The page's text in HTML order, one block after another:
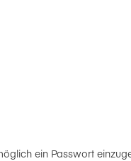
ein Passwort